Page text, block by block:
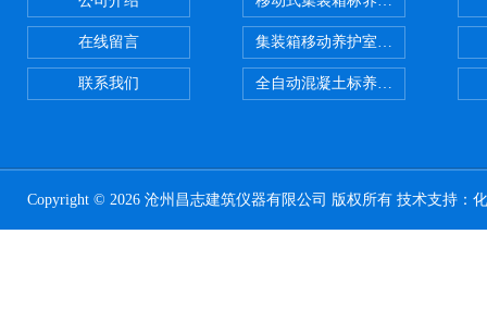
在线留言
联系我们
集装箱移动养护室 标养室
全自动混凝土标养室恒温恒湿设备
Copyright © 2026 沧州昌志建筑仪器有限公司 版权所有 技术支持：